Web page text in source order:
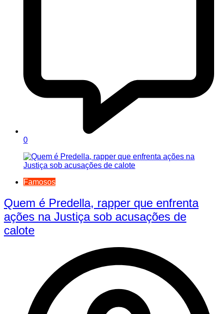
0
Famosos
Quem é Predella, rapper que enfrenta
ações na Justiça sob acusações de
calote